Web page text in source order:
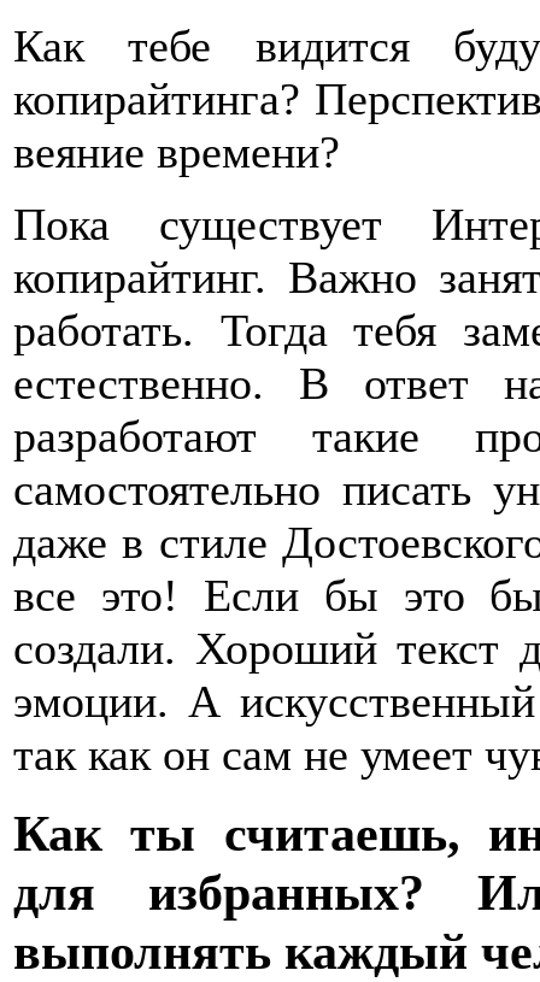
Как тебе видится
копирайтинга?
веяние времени?
Пока существует
копирайтинг. Важно
работать. Тогда тебя
естественно. В ответ
разработают такие
самостоятельно писать
даже в стиле
все это! Если бы это
создали. Хороший текст
эмоции. А
так как он сам не умеет
Как ты считаешь,
для избранных?
выполнять каждый